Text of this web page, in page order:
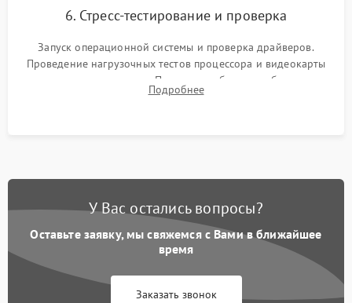
6. Стресс-тестирование и проверка
Запуск операционной системы и проверка драйверов.
Проведение нагрузочных тестов процессора и видеокарты
для контроля температур. Проверка работоспособности всех
USB-портов, аудиовыходов и сетевого подключения.
Подробнее
У Вас остались вопросы?
Оставьте заявку, мы свяжемся с Вами в ближайшее
время
Заказать звонок